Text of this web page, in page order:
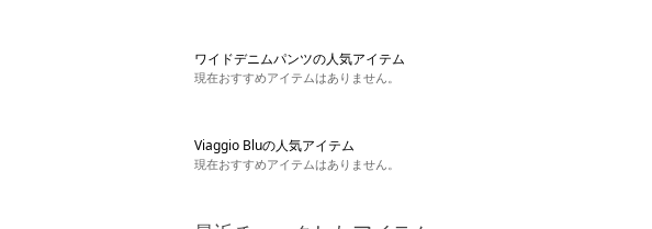
ワイドデニムパンツの人気アイテム
現在おすすめアイテムはありません。
Viaggio Bluの人気アイテム
現在おすすめアイテムはありません。